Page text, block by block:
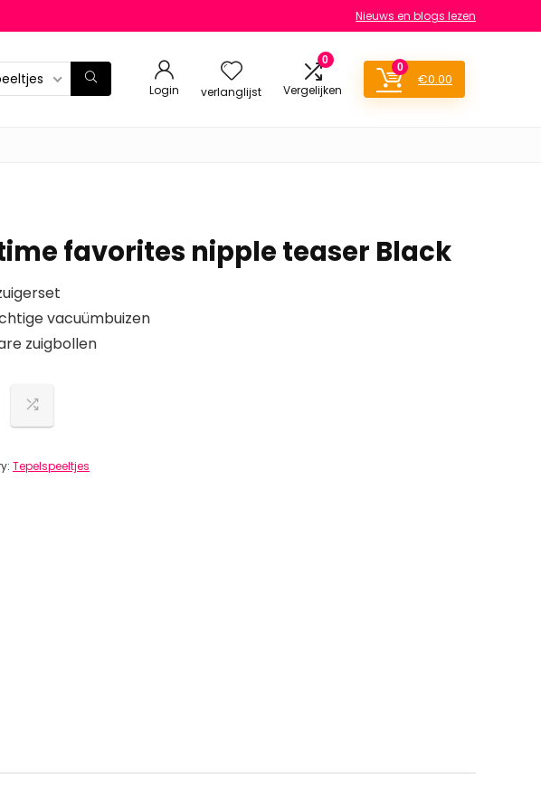
Nieuws en blogs lezen
Login verlanglijst
0
Vergelijken
0
€0.00
favorites nipple teaser Black
vacuümbuizen
zuigbollen
Tepelspeeltjes